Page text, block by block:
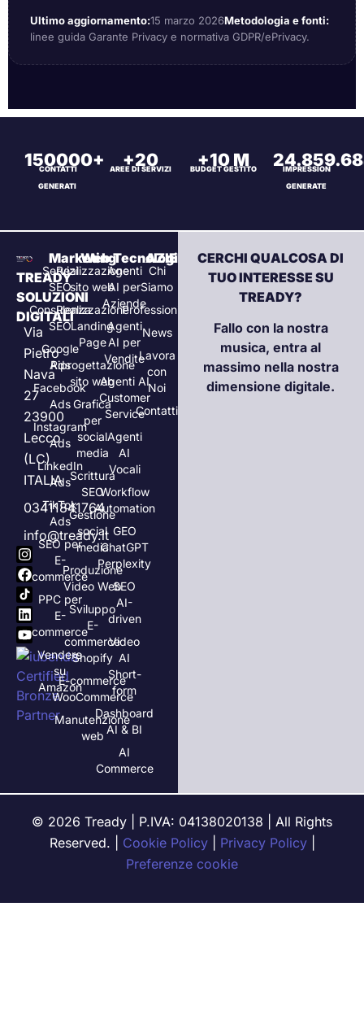
Ultimo aggiornamento:15 marzo 2026Metodologia e fonti:
linee guida Garante Privacy e normativa GDPR/ePrivacy.
150000+
CONTATTI
GENERATI
+20
AREE DI SERVIZI +10 M
BUDGET GESTITO
IMPRESSION
GENERATE
TREADY
SOLUZIONI
DIGITALI
Via
Pietro
Nava
27
23900
Lecco
(LC)
ITALIA
03411841764
info@tready.it
Marketing
Servizi
SEO
Consulenza
SEO
Google
Ads
Facebook
Ads
Instagram
Ads
LinkedIn
Ads
TikTok
Ads
SEO per
E-
commerce
PPC per
E-
commerce
Vendere
su
Amazon
Web
Realizzazione
sito web
Realizzazione
Landing
Page
Riprogettazione
sito web
Grafica
per
social
media
Scrittura
SEO
Gestione
social
media
Produzione
Video Web
Sviluppo
E-
commerce
Shopify
E-commerce
WooCommerce
Manutenzione
web
Tecnologia
Agenti
AI per
Aziende
Agenti
AI per
Vendite
Agenti AI
Customer
Service
Agenti
AI
Vocali
Workflow
Automation
GEO
ChatGPT
Perplexity
SEO
AI-
driven
Video
AI
Short-
form
Dashboard
AI & BI
AI
Commerce
AZIENDA
Chi
Siamo
Professionisti
News
Lavora
con
Noi
Contatti
CERCHI QUALCOSA DI
TUO INTERESSE SU
TREADY?
Fallo con la nostra
musica, entra al
massimo nella nostra
dimensione digitale.
© 2026 Tready | P.IVA: 04138020138 | All Rights
Reserved. | Cookie Policy| Privacy Policy|
Preferenze cookie